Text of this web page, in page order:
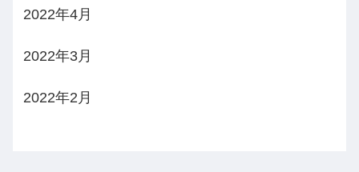
2022年4月
2022年3月
2022年2月